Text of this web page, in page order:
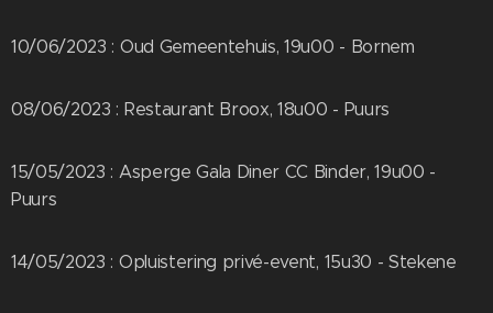
10/06/2023 : Oud Gemeentehuis, 19u00 - Bornem
08/06/2023 : Restaurant Broox, 18u00 - Puurs
15/05/2023 : Asperge Gala Diner CC Binder, 19u00 -
Puurs
14/05/2023 : Opluistering privé-event, 15u30 - Stekene